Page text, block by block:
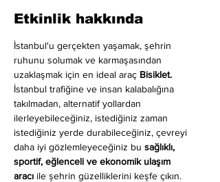
Etkinlik hakkında
İstanbul'u gerçekten yaşamak, şehrin
ruhunu solumak ve karmaşasından
uzaklaşmak için en ideal araç Bisiklet.
İstanbul trafiğine ve insan kalabalığına
takılmadan, alternatif yollardan
ilerleyebileceğiniz, istediğiniz zaman
istediğiniz yerde durabileceğiniz, çevreyi
daha iyi gözlemleyeceğiniz bu sağlıklı,
sportif, eğlenceli ve ekonomik ulaşım
aracı ile şehrin güzelliklerini keşfe çıkın.